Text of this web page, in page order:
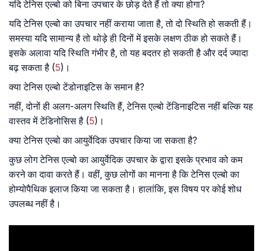
यदि टेनिस एल्बो को बिना उपचार के छोड़ देते हैं तो क्या होगा?
यदि टेनिस एल्बो का उपचार नहीं कराया जाता है, तो दो स्थिति हो सकती हैं।
समस्या यदि सामान्य है तो थोड़े ही दिनों में इसके लक्षण ठीक हो सकते हैं।
इसके अलावा यदि स्थिति गंभीर है, तो यह बदतर हो सकती है और दर्द ज्यादा
बढ़ सकता है (5)।
क्या टेनिस एल्बो टेंडोनाइटिस के समान है?
नहीं, दोनों ही अलग-अलग स्थिति हैं, टेनिस एल्बो टेंडिनाइटिस नहीं बल्कि यह
वास्तव में टेंडिनोसिस है (5)।
क्या टेनिस एल्बो का आयुर्वेदिक उपचार किया जा सकता है?
कुछ लोग टेनिस एल्बो का आयुर्वेदिक उपचार के द्वारा इसके प्रभाव को कम
करने का दावा करते हैं। वहीं, कुछ लोगों का मानना है कि टेनिस एल्बो का
होम्योपैथिक इलाज किया जा सकता है। हालांकि, इस विषय पर कोई शोध
उपलब्ध नहीं है।